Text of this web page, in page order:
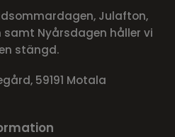
Julafton,
Nyårsdagen håller vi
stängd.
59191 Motala